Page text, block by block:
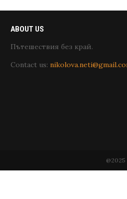
ABOUT US
Пътешествия без край.
Contact us: